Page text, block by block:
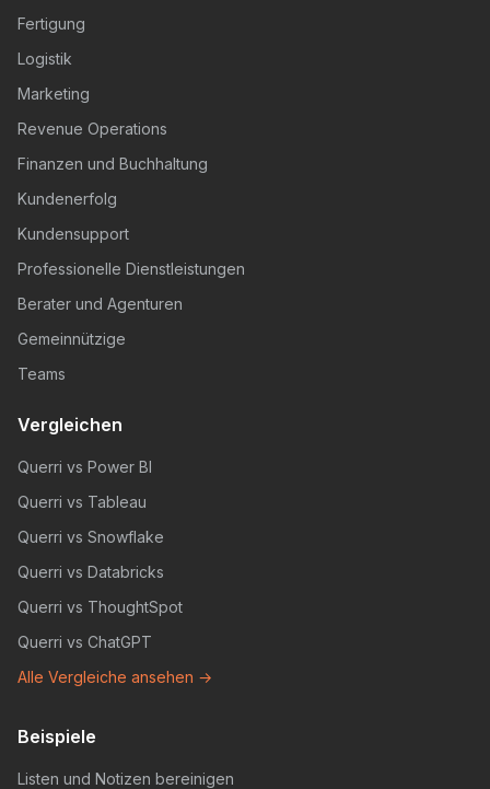
Fertigung
Logistik
Marketing
Revenue Operations
Finanzen und Buchhaltung
Kundenerfolg
Kundensupport
Professionelle Dienstleistungen
Berater und Agenturen
Gemeinnützige
Teams
Vergleichen
Querri vs Power BI
Querri vs Tableau
Querri vs Snowflake
Querri vs Databricks
Querri vs ThoughtSpot
Querri vs ChatGPT
Alle Vergleiche ansehen →
Beispiele
Listen und Notizen bereinigen